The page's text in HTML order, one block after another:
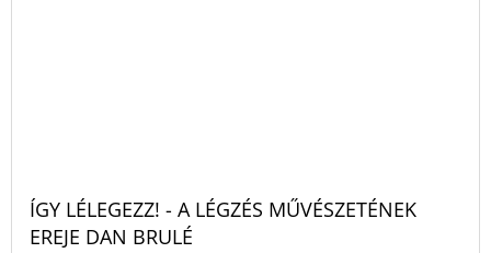
ÍGY LÉLEGEZZ! - A LÉGZÉS MŰVÉSZETÉNEK
EREJE DAN BRULÉ